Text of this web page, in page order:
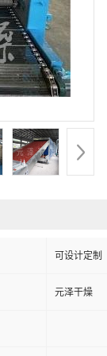
可设计定制
元泽干燥